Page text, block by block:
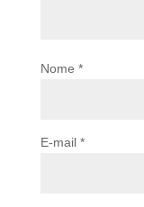
Nome *
E-mail *